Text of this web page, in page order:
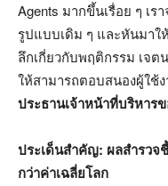
Agents มากขึ้นเรื่อย ๆ เ
รูปแบบเดิม ๆ และหันมาใ
ลึกเกี่ยวกับพฤติกรรม เจต
ให้สามารถตอบสนองผู้ใช้
ประธานเจ้าหน้าที่บริหาร
ประเด็นสำคัญ: ผลสำรวจ
กว่าค่าเฉลี่ยโลก